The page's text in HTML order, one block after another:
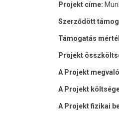
Projekt címe:
Szerződött
Támogatás
Projekt
A Projekt
A Projekt
A Projekt fizikai